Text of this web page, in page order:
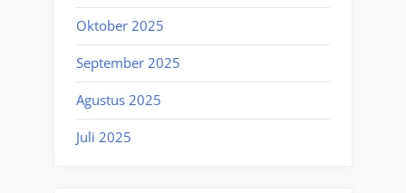
Oktober 2025
September 2025
Agustus 2025
Juli 2025